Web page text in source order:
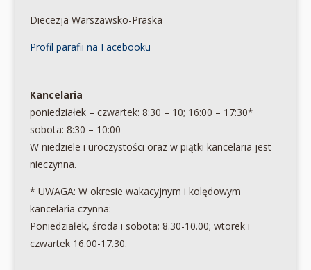
Diecezja Warszawsko-Praska
Profil parafii na Facebooku
Kancelaria
poniedziałek – czwartek: 8:30 – 10; 16:00 – 17:30*
sobota: 8:30 – 10:00
W niedziele i uroczystości oraz w piątki kancelaria jest
nieczynna.
* UWAGA: W okresie wakacyjnym i kolędowym
kancelaria czynna:
Poniedziałek, środa i sobota: 8.30-10.00; wtorek i
czwartek 16.00-17.30.